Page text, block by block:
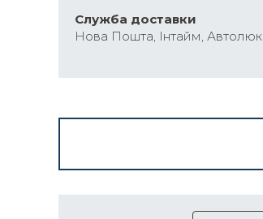
Cлужба доставки
Нова Пошта, Інтайм,